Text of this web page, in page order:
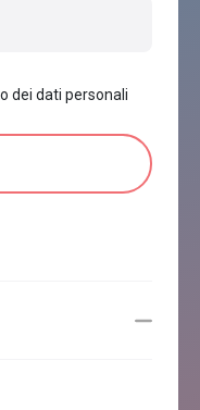
dei dati personali